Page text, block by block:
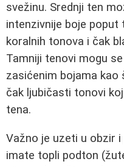
svežinu. Srednji ten
intenzivnije boje poput
koralnih tonova i čak
Tamniji tenovi mogu
zasićenim bojama
čak ljubičasti tonovi
tena.
Važno je uzeti u obzir
imate topli podton